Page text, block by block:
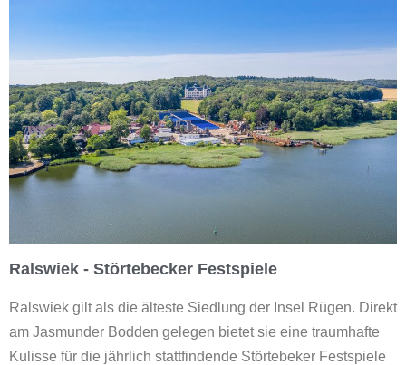
Ralswiek - Störtebecker Festspiele
Ralswiek gilt als die älteste Siedlung der Insel Rügen. Direkt
am Jasmunder Bodden gelegen bietet sie eine traumhafte
Kulisse für die jährlich stattfindende Störtebeker Festspiele